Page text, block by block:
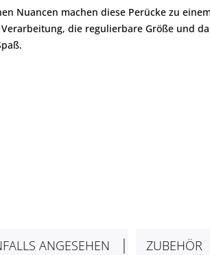
Nuancen machen diese Perücke zu
die regulierbare Größe und
ANGESEHEN ZUBEHÖR